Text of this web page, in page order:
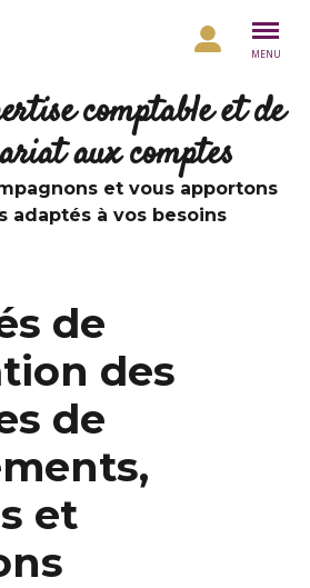
MENU
comptable et de
aux comptes
et vous apportons
adaptés à vos besoins
de
des
de
et